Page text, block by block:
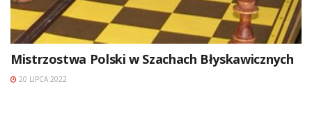
Mistrzostwa Polski w Szachach Błyskawicznych
20 LIPCA 2022